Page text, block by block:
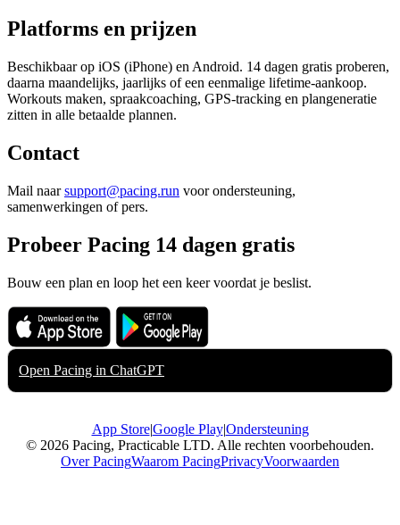
Platforms en prijzen
Beschikbaar op iOS (iPhone) en Android. 14 dagen gratis proberen,
daarna maandelijks, jaarlijks of een eenmalige lifetime-aankoop.
Workouts maken, spraakcoaching, GPS-tracking en plangeneratie
zitten in alle betaalde plannen.
Contact
Mail naarsupport@pacing.run voor ondersteuning,
samenwerkingen of pers.
Probeer Pacing 14 dagen gratis
Bouw een plan en loop het een keer voordat je beslist.
Download on the
App Store
Get it on
Google Play
Open Pacing in ChatGPT
App Store|Google Play|Ondersteuning
© 2026 Pacing, Practicable LTD. Alle rechten voorbehouden.
Over PacingWaarom PacingPrivacyVoorwaarden